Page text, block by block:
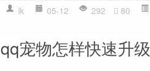
lk 05-12 292 80
qq宠物怎样快速升级